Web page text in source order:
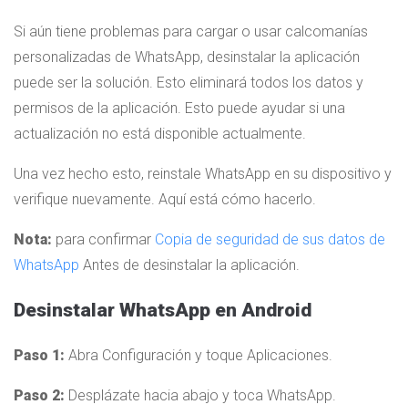
Si aún tiene problemas para cargar o usar calcomanías
personalizadas de WhatsApp, desinstalar la aplicación
puede ser la solución. Esto eliminará todos los datos y
permisos de la aplicación. Esto puede ayudar si una
actualización no está disponible actualmente.
Una vez hecho esto, reinstale WhatsApp en su dispositivo y
verifique nuevamente. Aquí está cómo hacerlo.
Nota: para confirmar Copia de seguridad de sus datos de
WhatsApp Antes de desinstalar la aplicación.
Desinstalar WhatsApp en Android
Paso 1: Abra Configuración y toque Aplicaciones.
Paso 2: Desplázate hacia abajo y toca WhatsApp.